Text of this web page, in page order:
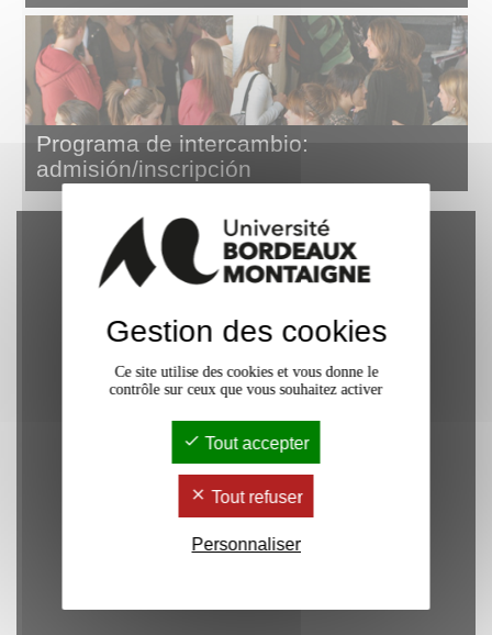
Programa de intercambio:
admisión/inscripción
Gestion des cookies
Ce site utilise des cookies et vous donne le
contrôle sur ceux que vous souhaitez activer
Tout accepter
Tout refuser
Personnaliser